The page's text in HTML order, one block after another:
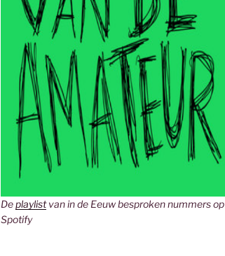
Deplaylistvan in de Eeuw besproken nummers op
Spotify